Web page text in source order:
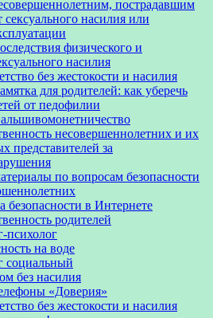
пострадавшим
сексуального насилия или
физического и
насилия
без жестокости и насилия
для родителей: как уберечь
от педофилии
несовершеннолетних и их
представителей за
по вопросам безопасности
безопасности в Интернете
родителей
психолог
на воде
социальный
без насилия
«Доверия»
без жестокости и насилия